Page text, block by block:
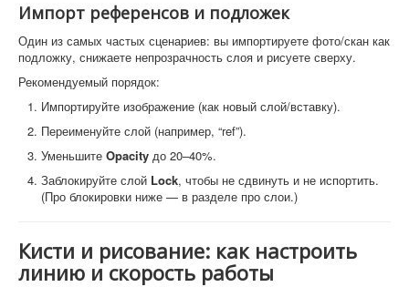
Импорт референсов и подложек
Один из самых частых сценариев: вы импортируете фото/скан как
подложку, снижаете непрозрачность слоя и рисуете сверху.
Рекомендуемый порядок:
Импортируйте изображение (как новый слой/вставку).
Переименуйте слой (например, “ref”).
Уменьшите Opacity до 20–40%.
Заблокируйте слой Lock, чтобы не сдвинуть и не испортить.
(Про блокировки ниже — в разделе про слои.)
Кисти и рисование: как настроить
линию и скорость работы